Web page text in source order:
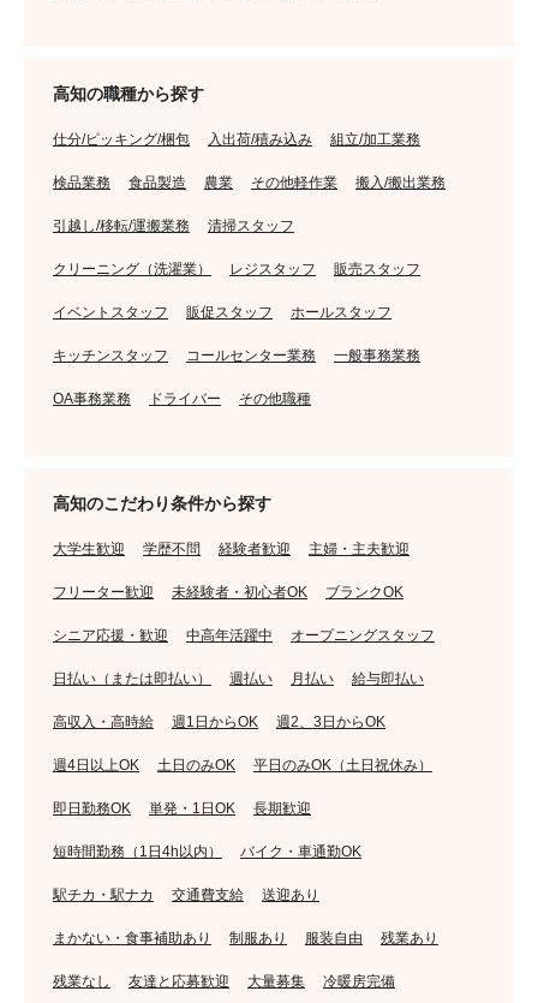
高知の職種から探す
仕分/ピッキング/梱包 入出荷/積み込み 組立/加工業務
検品業務 食品製造 農業 その他軽作業 搬入/搬出業務
引越し/移転/運搬業務 清掃スタッフ
クリーニング（洗濯業） レジスタッフ 販売スタッフ
イベントスタッフ 販促スタッフ ホールスタッフ
キッチンスタッフ コールセンター業務 一般事務業務
OA事務業務 ドライバー その他職種
高知のこだわり条件から探す
大学生歓迎 学歴不問 経験者歓迎 主婦・主夫歓迎
フリーター歓迎 未経験者・初心者OK ブランクOK
シニア応援・歓迎 中高年活躍中 オープニングスタッフ
日払い（または即払い） 週払い 月払い 給与即払い
高収入・高時給 週1日からOK 週2、3日からOK
週4日以上OK 土日のみOK 平日のみOK（土日祝休み）
即日勤務OK 単発・1日OK 長期歓迎
短時間勤務（1日4h以内） バイク・車通勤OK
駅チカ・駅ナカ 交通費支給 送迎あり
まかない・食事補助あり 制服あり 服装自由 残業あり
残業なし 友達と応募歓迎 大量募集 冷暖房完備